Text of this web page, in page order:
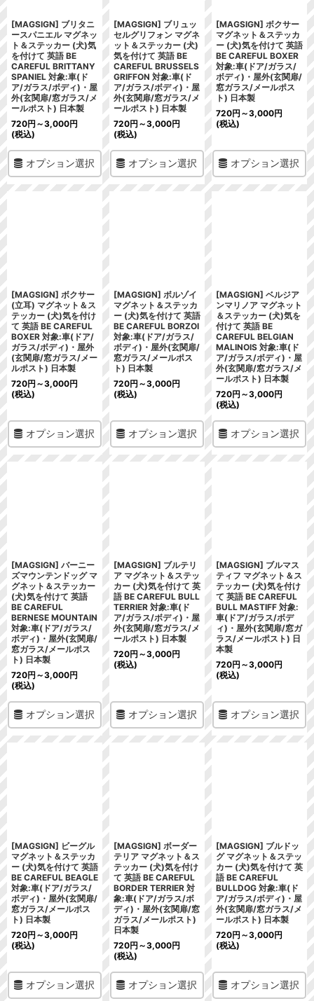
[MAGSIGN] ブリタニ
ースパニエル マグネッ
ト＆ステッカー (犬)気
を付けて 英語 BE
CAREFUL BRITTANY
SPANIEL 対象:車(ド
ア/ガラス/ボディ)・屋
外(玄関扉/窓ガラス/メ
ールポスト) 日本製
720円 ～3,000円
(税込)
オプション選択
[MAGSIGN] ブリュッ
セルグリフォン マグネ
ット＆ステッカー (犬)
気を付けて 英語 BE
CAREFUL BRUSSELS
GRIFFON 対象:車(ド
ア/ガラス/ボディ)・屋
外(玄関扉/窓ガラス/メ
ールポスト) 日本製
720円 ～3,000円
(税込)
オプション選択
[MAGSIGN] ボクサー
マグネット＆ステッカ
ー (犬)気を付けて 英語
BE CAREFUL BOXER
対象:車(ドア/ガラス/
ボディ)・屋外(玄関扉/
窓ガラス/メールポス
ト) 日本製
720円 ～3,000円
(税込)
オプション選択
[MAGSIGN] ボクサー
(立耳) マグネット＆ス
テッカー (犬)気を付け
て 英語 BE CAREFUL
BOXER 対象:車(ドア/
ガラス/ボディ)・屋外
(玄関扉/窓ガラス/メー
ルポスト) 日本製
720円 ～3,000円
(税込)
オプション選択
[MAGSIGN] ボルゾイ
マグネット＆ステッカ
ー (犬)気を付けて 英語
BE CAREFUL BORZOI
対象:車(ドア/ガラス/
ボディ)・屋外(玄関扉/
窓ガラス/メールポス
ト) 日本製
720円 ～3,000円
(税込)
オプション選択
[MAGSIGN] ベルジア
ンマリノア マグネット
＆ステッカー (犬)気を
付けて 英語 BE
CAREFUL BELGIAN
MALINOIS 対象:車(ド
ア/ガラス/ボディ)・屋
外(玄関扉/窓ガラス/メ
ールポスト) 日本製
720円 ～3,000円
(税込)
オプション選択
[MAGSIGN] バーニー
ズマウンテンドッグ マ
グネット＆ステッカー
(犬)気を付けて 英語
BE CAREFUL
BERNESE MOUNTAIN
対象:車(ドア/ガラス/
ボディ)・屋外(玄関扉/
窓ガラス/メールポス
ト) 日本製
720円 ～3,000円
(税込)
オプション選択
[MAGSIGN] ブルテリ
ア マグネット＆ステッ
カー (犬)気を付けて 英
語 BE CAREFUL BULL
TERRIER 対象:車(ド
ア/ガラス/ボディ)・屋
外(玄関扉/窓ガラス/メ
ールポスト) 日本製
720円 ～3,000円
(税込)
オプション選択
[MAGSIGN] ブルマス
ティフ マグネット＆ス
テッカー (犬)気を付け
て 英語 BE CAREFUL
BULL MASTIFF 対象:
車(ドア/ガラス/ボデ
ィ)・屋外(玄関扉/窓ガ
ラス/メールポスト) 日
本製
720円 ～3,000円
(税込)
オプション選択
[MAGSIGN] ビーグル
マグネット＆ステッカ
ー (犬)気を付けて 英語
BE CAREFUL BEAGLE
対象:車(ドア/ガラス/
ボディ)・屋外(玄関扉/
窓ガラス/メールポス
ト) 日本製
720円 ～3,000円
(税込)
オプション選択
[MAGSIGN] ボーダー
テリア マグネット＆ス
テッカー (犬)気を付け
て 英語 BE CAREFUL
BORDER TERRIER 対
象:車(ドア/ガラス/ボ
ディ)・屋外(玄関扉/窓
ガラス/メールポスト)
日本製
720円 ～3,000円
(税込)
オプション選択
[MAGSIGN] ブルドッ
グ マグネット＆ステッ
カー (犬)気を付けて 英
語 BE CAREFUL
BULLDOG 対象:車(ド
ア/ガラス/ボディ)・屋
外(玄関扉/窓ガラス/メ
ールポスト) 日本製
720円 ～3,000円
(税込)
オプション選択